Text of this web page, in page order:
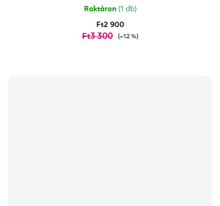
csillag.
Raktáron (1 db)
Ft2 900
Ft3 300 (–12 %)